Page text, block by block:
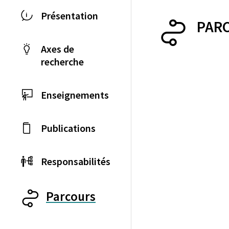
Présentation
Axes de
recherche
Enseignements
Publications
Responsabilités
Parcours